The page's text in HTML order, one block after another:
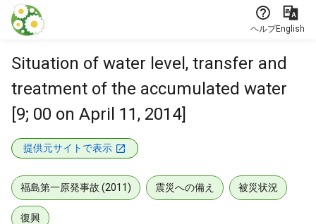
本文に飛ぶ
ヘルプEnglish
Situation of water level, transfer and
treatment of the accumulated water
[9; 00 on April 11, 2014]
提供元サイトで表示
福島第一原発事故 (2011) 震災への備え 被災状況
復興